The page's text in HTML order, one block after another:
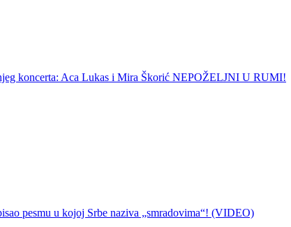
koncerta: Aca Lukas i Mira Škorić NEPOŽELJNI U RUMI!
pesmu u kojoj Srbe naziva „smradovima“! (VIDEO)